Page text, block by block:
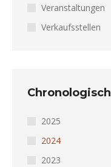
Veranstaltungen
Verkaufsstellen
Chronologisch
2025
2024
2023